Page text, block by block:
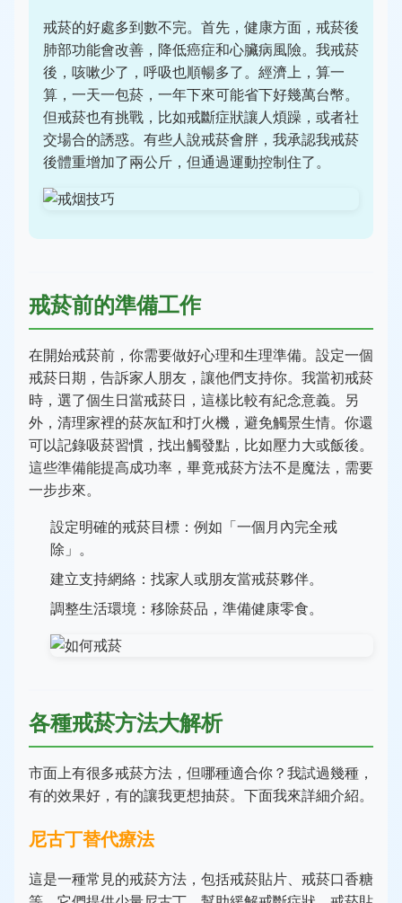
戒菸的好處多到數不完。首先，健康方面，戒菸後
肺部功能會改善，降低癌症和心臟病風險。我戒菸
後，咳嗽少了，呼吸也順暢多了。經濟上，算一
算，一天一包菸，一年下來可能省下好幾萬台幣。
但戒菸也有挑戰，比如戒斷症狀讓人煩躁，或者社
交場合的誘惑。有些人說戒菸會胖，我承認我戒菸
後體重增加了兩公斤，但通過運動控制住了。
戒菸前的準備工作
在開始戒菸前，你需要做好心理和生理準備。設定一個
戒菸日期，告訴家人朋友，讓他們支持你。我當初戒菸
時，選了個生日當戒菸日，這樣比較有紀念意義。另
外，清理家裡的菸灰缸和打火機，避免觸景生情。你還
可以記錄吸菸習慣，找出觸發點，比如壓力大或飯後。
這些準備能提高成功率，畢竟戒菸方法不是魔法，需要
一步步來。
設定明確的戒菸目標：例如「一個月內完全戒
除」。
建立支持網絡：找家人或朋友當戒菸夥伴。
調整生活環境：移除菸品，準備健康零食。
各種戒菸方法大解析
市面上有很多戒菸方法，但哪種適合你？我試過幾種，
有的效果好，有的讓我更想抽菸。下面我來詳細介紹。
尼古丁替代療法
這是一種常見的戒菸方法，包括戒菸貼片、戒菸口香糖